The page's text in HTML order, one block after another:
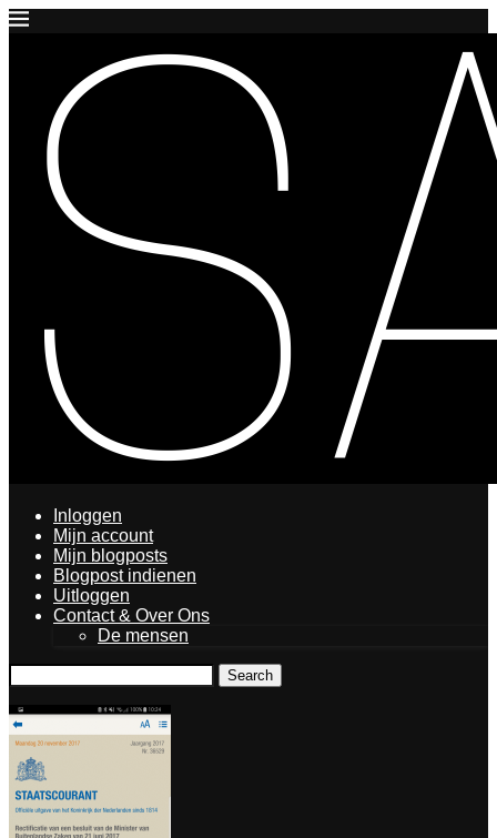
Inloggen
Mijn account
Mijn blogposts
Blogpost indienen
Uitloggen
Contact & Over Ons
De mensen
Search